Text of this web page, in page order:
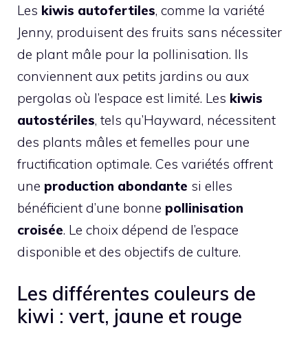
Les kiwis autofertiles, comme la variété
Jenny, produisent des fruits sans nécessiter
de plant mâle pour la pollinisation. Ils
conviennent aux petits jardins ou aux
pergolas où l’espace est limité. Les kiwis
autostériles, tels qu’Hayward, nécessitent
des plants mâles et femelles pour une
fructification optimale. Ces variétés offrent
une production abondante si elles
bénéficient d’une bonne pollinisation
croisée. Le choix dépend de l’espace
disponible et des objectifs de culture.
Les différentes couleurs de
kiwi : vert, jaune et rouge